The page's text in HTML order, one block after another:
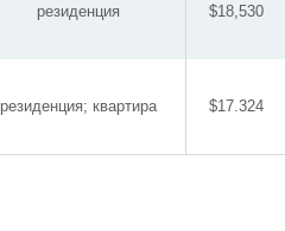
резиденция $18,530
резиденция; квартира $17.324